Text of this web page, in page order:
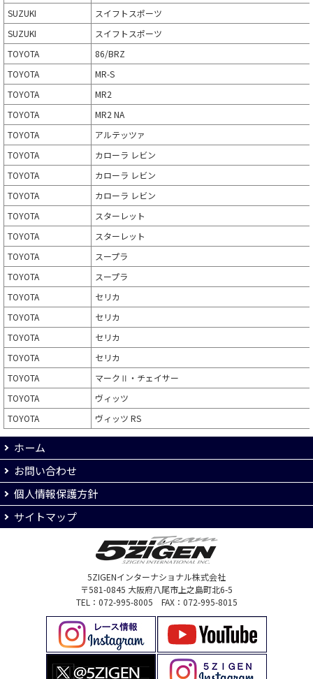
SUZUKI
スイフトスポーツ
SUZUKI
スイフトスポーツ
TOYOTA
86/BRZ
TOYOTA
MR-S
TOYOTA
MR2
TOYOTA
MR2 NA
TOYOTA
アルテッツァ
TOYOTA
カローラ レビン
TOYOTA
カローラ レビン
TOYOTA
カローラ レビン
TOYOTA
スターレット
TOYOTA
スターレット
TOYOTA
スープラ
TOYOTA
スープラ
TOYOTA
セリカ
TOYOTA
セリカ
TOYOTA
セリカ
TOYOTA
セリカ
TOYOTA
マークⅡ・チェイサー
TOYOTA
ヴィッツ
TOYOTA
ヴィッツ RS
ホーム
お問い合わせ
個人情報保護方針
サイトマップ
5ZIGENインターナショナル株式会社
〒581-0845 大阪府八尾市上之島町北6-5
TEL：072-995-8005 FAX：072-995-8015